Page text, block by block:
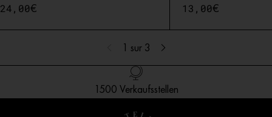
24,00€
13,00€
1 sur 3
1500 Verkaufsstellen
Französisches Design
Ab 250 €: Gratisversand nach Deutschland
Kundendienst